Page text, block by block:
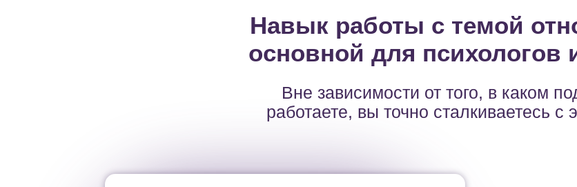
Навык работы с темой
основной для психологов
Вне зависимости от того, в каком
работаете, вы точно сталкиваетесь с